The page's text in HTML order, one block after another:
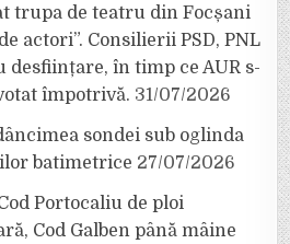
trupa de teatru din Focșani
actori”. Consilierii PSD, PNL
desființare, în timp ce AUR s-
împotrivă. 31/07/2026
sondei sub oglinda
batimetrice 27/07/2026
Portocaliu de ploi
Cod Galben până mâine